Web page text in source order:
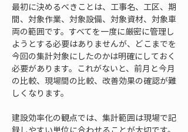
最初に決めるべきことは、工事名、工区、期
間、対象作業、対象設備、対象資材、対象車
両の範囲です。すべてを一度に厳密に管理し
ようとする必要はありませんが、どこまでを
今回の集計対象にしたのかは明確にしておく
必要があります。これがないと、前月と今月
の比較、現場間の比較、改善効果の確認が難
しくなります。
建設効率化の観点では、集計範囲は現場で記
録しやすい単位に合わせることが大切です。